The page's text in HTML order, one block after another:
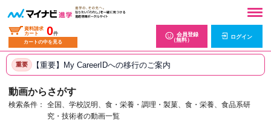
資料請求
カート
0件
カートの中を見る
会員登録
（無料）
ログイン
重要 【重要】My CareerIDへの移行のご案内
動画からさがす
検索条件：
全国、学校説明、食・栄養・調理・製菓、食・栄養、食品系研
究・技術者の動画一覧